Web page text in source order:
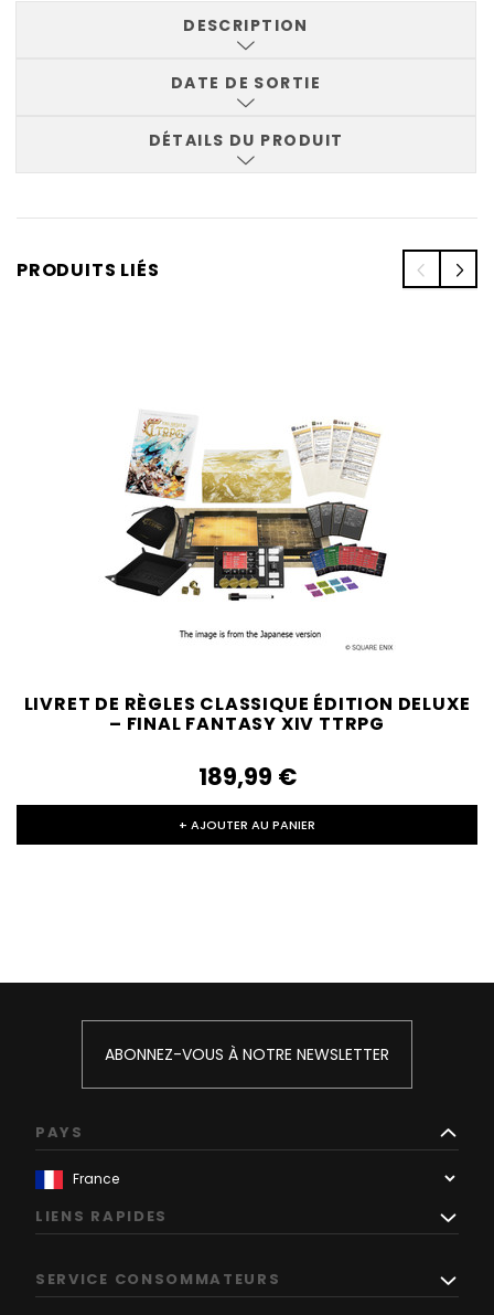
DESCRIPTION
DATE DE SORTIE
DÉTAILS DU PRODUIT
PRODUITS LIÉS
LIVRET DE RÈGLES CLASSIQUE ÉDITION DELUXE
– FINAL FANTASY XIV TTRPG
189,99‎ ‎€
+ AJOUTER AU PANIER
ABONNEZ-VOUS À NOTRE NEWSLETTER
PAYS
LIENS RAPIDES
SERVICE CONSOMMATEURS